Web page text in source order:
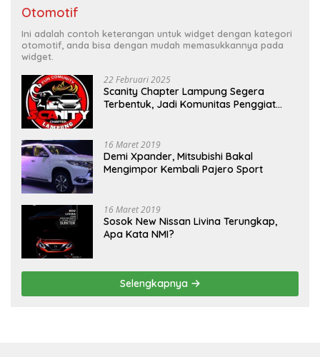
Otomotif
Ini adalah contoh keterangan untuk widget dengan kategori
otomotif, anda bisa dengan mudah memasukkannya pada
widget.
22 Februari 2025
Scanity Chapter Lampung Segera
Terbentuk, Jadi Komunitas Penggiat
16 Maret 2019
Demi Xpander, Mitsubishi Bakal
Mengimpor Kembali Pajero Sport
16 Maret 2019
Sosok New Nissan Livina Terungkap,
Apa Kata NMI?
Selengkapnya